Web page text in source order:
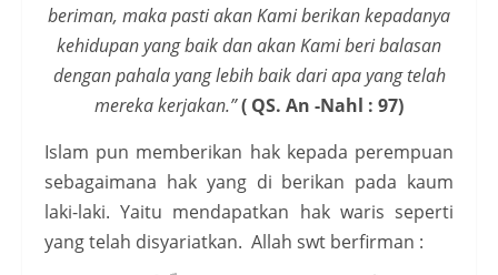
beriman, maka pasti akan Kami berikan kepadanya
kehidupan yang baik dan akan Kami beri balasan
dengan pahala yang lebih baik dari apa yang telah
mereka kerjakan.”( QS. An -Nahl : 97)
Islam pun memberikan hak kepada perempuan
sebagaimana hak yang di berikan pada kaum
laki-laki. Yaitu mendapatkan hak waris seperti
yang telah disyariatkan. Allah swt berfirman :